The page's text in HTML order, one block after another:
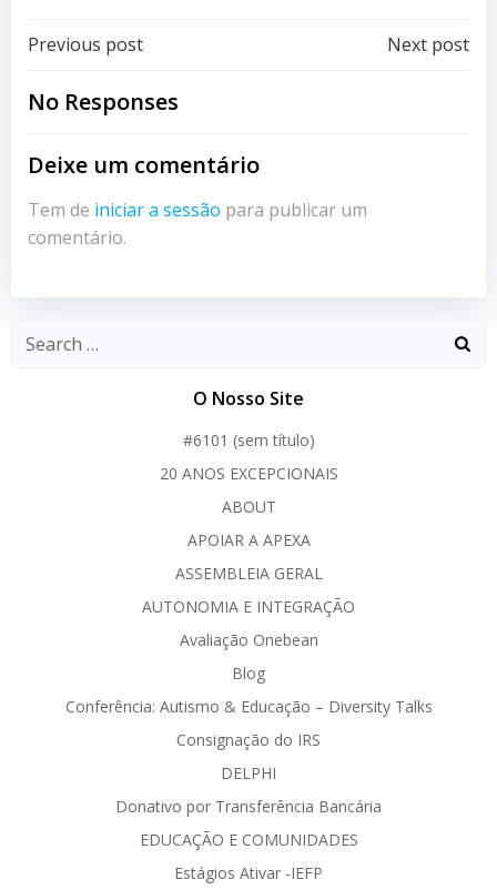
Post
navigation
Previous post Next post
No Responses
Deixe um comentário
Tem de iniciar a sessão para publicar um
comentário.
O Nosso Site
#6101 (sem título)
20 ANOS EXCEPCIONAIS
ABOUT
APOIAR A APEXA
ASSEMBLEIA GERAL
AUTONOMIA E INTEGRAÇÃO
Avaliação Onebean
Blog
Conferência: Autismo & Educação – Diversity Talks
Consignação do IRS
DELPHI
Donativo por Transferência Bancária
EDUCAÇÃO E COMUNIDADES
Estágios Ativar -IEFP